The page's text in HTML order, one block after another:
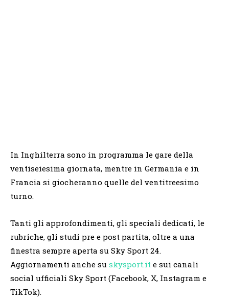
In Inghilterra sono in programma le gare della
ventiseiesima giornata, mentre in Germania e in
Francia si giocheranno quelle del ventitreesimo
turno.
Tanti gli approfondimenti, gli speciali dedicati, le
rubriche, gli studi pre e post partita, oltre a una
finestra sempre aperta su Sky Sport 24.
Aggiornamenti anche su skysport.it e sui canali
social ufficiali Sky Sport (Facebook, X, Instagram e
TikTok).